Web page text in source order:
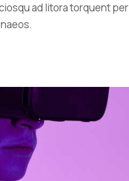
ad litora torquent per